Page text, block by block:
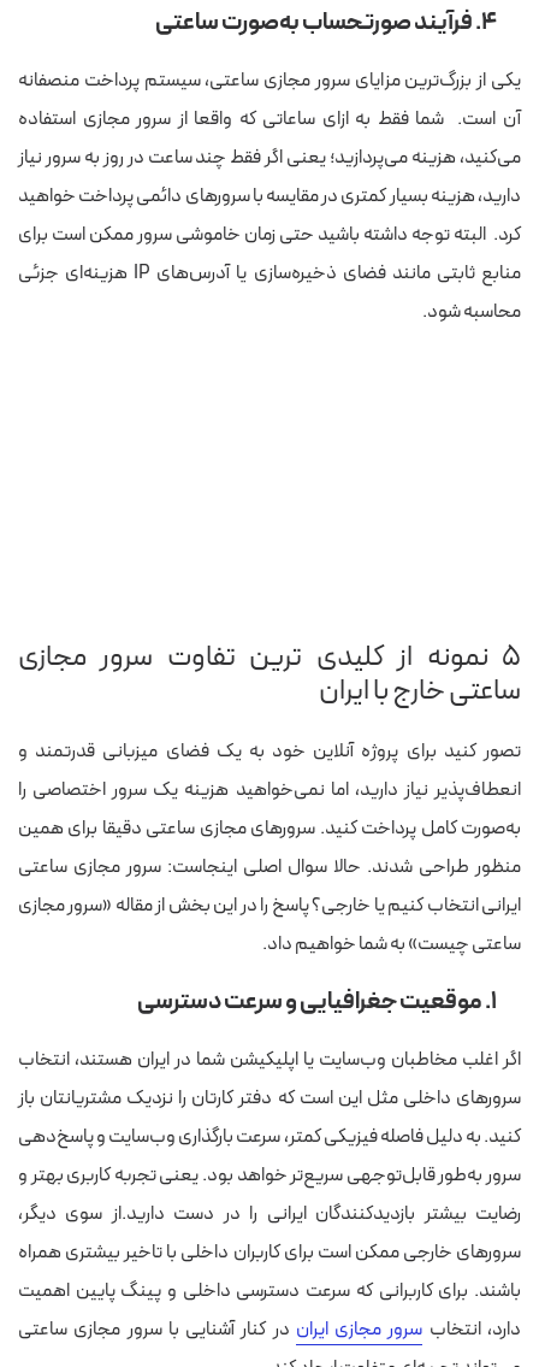
۴. فرآیند صورتحساب به‌صورت ساعتی
یکی از بزرگ‌ترین مزایای سرور مجازی ساعتی، سیستم پرداخت منصفانه
آن است. شما فقط به ازای ساعاتی که واقعا از سرور مجازی استفاده
می‌کنید، هزینه می‌پردازید؛ یعنی اگر فقط چند ساعت در روز به سرور نیاز
دارید، هزینه بسیار کمتری در مقایسه با سرورهای دائمی پرداخت خواهید
کرد. البته توجه داشته باشید حتی زمان خاموشی سرور ممکن است برای
منابع ثابتی مانند فضای ذخیره‌سازی یا آدرس‌های IP هزینه‌ای جزئی
محاسبه شود.
۵ نمونه از کلیدی‌ ترین تفاوت سرور مجازی
ساعتی خارج با ایران
تصور کنید برای پروژه‌ آنلاین خود به یک فضای میزبانی قدرتمند و
انعطاف‌پذیر نیاز دارید، اما نمی‌خواهید هزینه‌ یک سرور اختصاصی را
به‌صورت کامل پرداخت کنید. سرورهای مجازی ساعتی دقیقا برای همین
منظور طراحی شدند. حالا سوال اصلی اینجاست: سرور مجازی ساعتی
ایرانی انتخاب کنیم یا خارجی؟ پاسخ را در این بخش از مقاله «سرور مجازی
ساعتی چیست» به شما خواهیم داد.
۱. موقعیت جغرافیایی و سرعت دسترسی
اگر اغلب مخاطبان وب‌سایت یا اپلیکیشن شما در ایران هستند، انتخاب
سرورهای داخلی مثل این است که دفتر کارتان را نزدیک مشتریانتان باز
کنید. به دلیل فاصله‌ فیزیکی کمتر، سرعت بارگذاری وب‌سایت و پاسخ‌دهی
سرور به‌طور قابل‌توجهی سریع‌تر خواهد بود. یعنی تجربه‌ کاربری بهتر و
رضایت بیشتر بازدیدکنندگان ایرانی را در دست دارید.از سوی دیگر،
سرورهای خارجی ممکن است برای کاربران داخلی با تاخیر بیشتری همراه
باشند. برای کاربرانی که سرعت دسترسی داخلی و پینگ پایین اهمیت
دارد، انتخاب سرور مجازی ایران در کنار آشنایی با سرور مجازی ساعتی